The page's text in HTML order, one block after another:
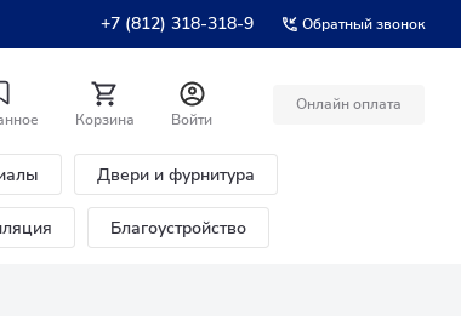
+7 (812) 318-318-9 Обратный звонок
Корзина Войти
Онлайн оплата
Двери и фурнитура
Благоустройство